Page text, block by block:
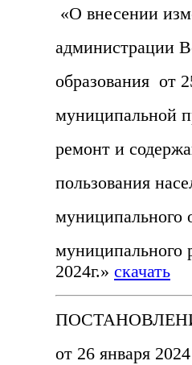
«О внесении
администрации
образования от
муниципальной
ремонт и
пользования
муниципального
муниципального
2024г.» скачать
от 26 января